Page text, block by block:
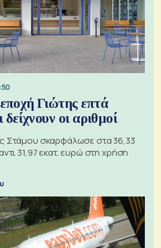
Γιώτης επτά
οι αριθμοί
Στάμου σκαρφάλωσε στα 36,33
31,97 εκατ. ευρώ στη χρήση